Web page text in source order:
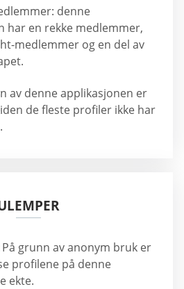
denne
har en rekke medlemmer,
medlemmer og en del av
av denne applikasjonen er
de fleste profiler ikke har
grunn av anonym bruk er
profilene på denne
ekte.